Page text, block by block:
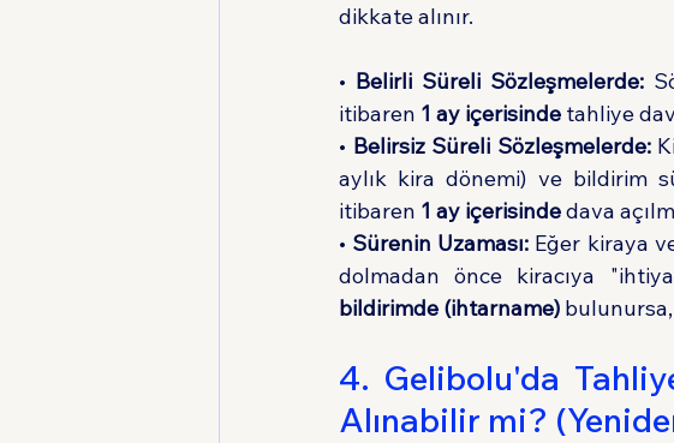
dikkate alınır.
• Belirli Süreli Sözleşmelerde:
itibaren 1 ay içerisinde tahliye
• Belirsiz Süreli Sözleşmelerde:
aylık kira dönemi) ve bildirim
itibaren 1 ay içerisinde dava
• Sürenin Uzaması: Eğer kiraya
dolmadan önce kiracıya
bildirimde (ihtarname) bulunursa,
4. Gelibolu'da
Alınabilir mi?